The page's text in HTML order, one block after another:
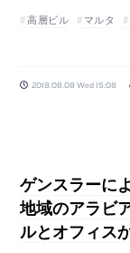
高層ビル マルタ
2018.08.08 Wed 15:08
ゲンスラーに
地域のアラビ
ルとオフィス